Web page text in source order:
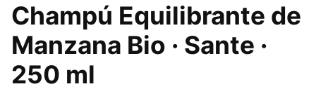
Champú Equilibrante de
Manzana Bio · Sante ·
250 ml